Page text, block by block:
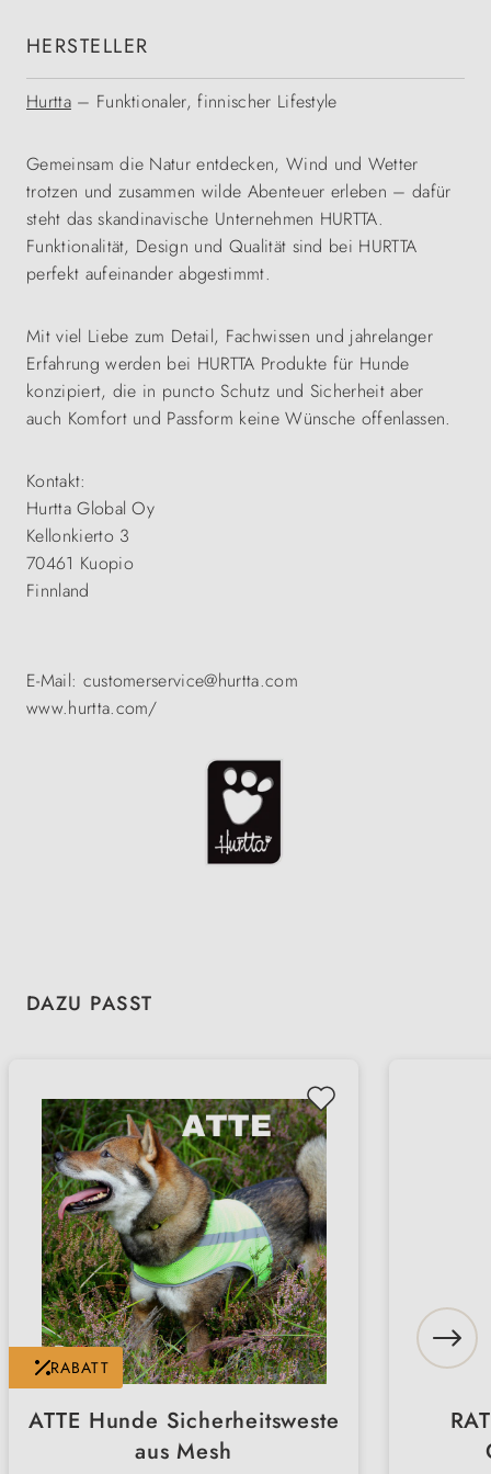
HERSTELLER
Hurtta– Funktionaler, finnischer Lifestyle
Gemeinsam die Natur entdecken, Wind und Wetter
trotzen und zusammen wilde Abenteuer erleben – dafür
steht das skandinavische Unternehmen HURTTA.
Funktionalität, Design und Qualität sind bei HURTTA
perfekt aufeinander abgestimmt.
Mit viel Liebe zum Detail, Fachwissen und jahrelanger
Erfahrung werden bei HURTTA Produkte für Hunde
konzipiert, die in puncto Schutz und Sicherheit aber
auch Komfort und Passform keine Wünsche offenlassen.
Kontakt:
Hurtta Global Oy
Kellonkierto 3
70461 Kuopio
Finnland
E-Mail: customerservice@hurtta.com
www.hurtta.com/
Produktgalerie überspringen
DAZU PASST
RABATT
ATTE Hunde Sicherheitsweste
aus Mesh